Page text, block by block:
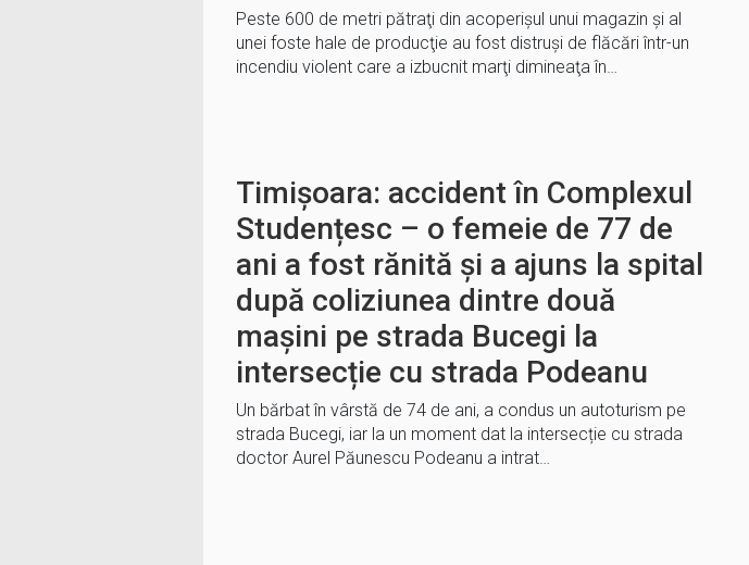
Peste 600 de metri pătraţi din acoperişul unui magazin şi al
unei foste hale de producţie au fost distruşi de flăcări într-un
incendiu violent care a izbucnit marţi dimineaţa în…
Timișoara: accident în Complexul
Studențesc – o femeie de 77 de
ani a fost rănită și a ajuns la spital
după coliziunea dintre două
mașini pe strada Bucegi la
intersecție cu strada Podeanu
Un bărbat în vârstă de 74 de ani, a condus un autoturism pe
strada Bucegi, iar la un moment dat la intersecție cu strada
doctor Aurel Păunescu Podeanu a intrat…